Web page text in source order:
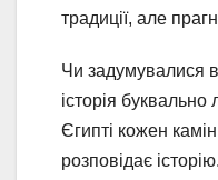
традиції, але
Чи задумувалися
історія
Єгипті кожен
розповідає